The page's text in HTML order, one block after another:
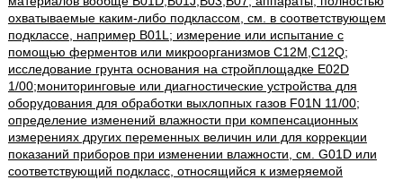
охватываемые каким-либо подклассом, см. в соответствующем
подклассе, например B01L; измерение или испытание с
помощью ферментов или микроорганизмов C12M,C12Q;
исследование грунта основания на стройплощадке E02D
1/00;мониторинговые или диагностические устройства для
оборудования для обработки выхлопных газов F01N 11/00;
определение изменений влажности при компенсационных
измерениях других переменных величин или для коррекции
показаний приборов при изменении влажности, см. G01D или
соответствующий подкласс, относящийся к измеряемой